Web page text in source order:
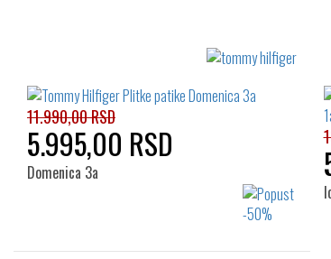
11.990,00 RSD
5.995,00 RSD
Domenica 3a